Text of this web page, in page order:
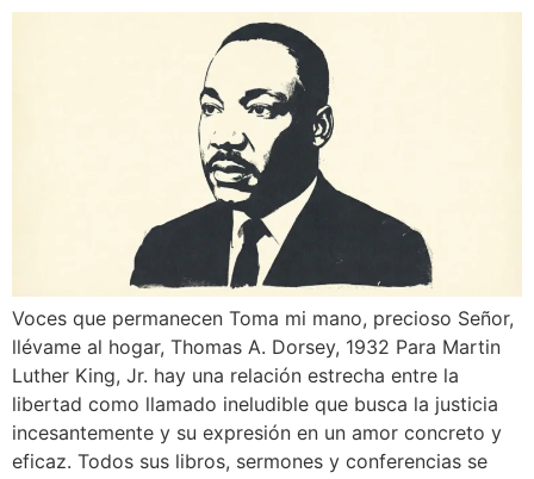
Voces que permanecen Toma mi mano, precioso Señor,
llévame al hogar, Thomas A. Dorsey, 1932 Para Martin
Luther King, Jr. hay una relación estrecha entre la
libertad como llamado ineludible que busca la justicia
incesantemente y su expresión en un amor concreto y
eficaz. Todos sus libros, sermones y conferencias se